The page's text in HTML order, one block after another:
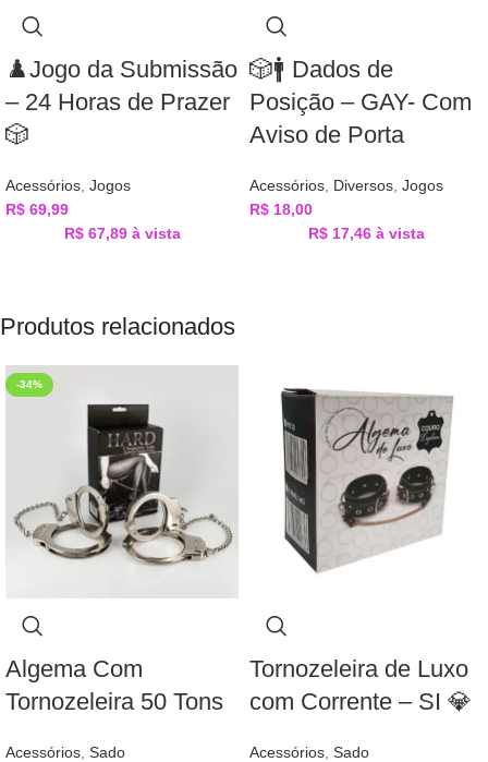
♟️Jogo da Submissão
– 24 Horas de Prazer
🎲
Acessórios Jogos
R$ 69,99
R$67,89 à vista
🎲🚹 Dados de
Posição – GAY- Com
Aviso de Porta
Acessórios Diversos Jogos
R$ 18,00
R$17,46 à vista
Produtos relacionados
-34%
Algema Com
Tornozeleira 50 Tons
Acessórios Sado
Tornozeleira de Luxo
com Corrente – SI 💎
Acessórios Sado